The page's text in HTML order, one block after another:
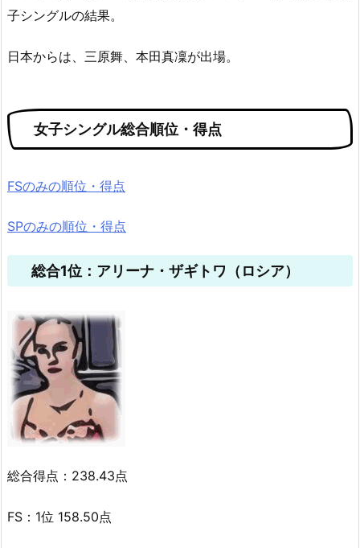
子シングルの結果。
日本からは、三原舞、本田真凜が出場。
女子シングル総合順位・得点
FSのみの順位・得点
SPのみの順位・得点
総合1位：アリーナ・ザギトワ（ロシア）
総合得点：238.43点
FS：1位 158.50点